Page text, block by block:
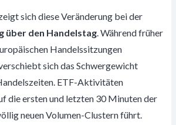
sich diese Veränderung bei der
über den Handelstag . Während früher
Handelssitzungen
sich das Schwergewicht
ETF-Aktivitäten
die ersten und letzten 30 Minuten der
neuen Volumen-Clustern führt.